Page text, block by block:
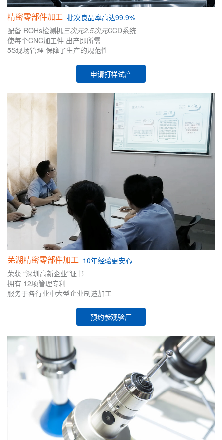
精密零部件加工 批次良品率高达99.9%
配备 ROHs检测机三次元2.5次元CCD系统
使每个CNC加工件 出产即所需
5S现场管理 保障了生产的规范性
申请打样试产
芜湖精密零部件加工 10年经验更安心
荣获 “深圳高新企业”证书
拥有 12项管理专利
服务于各行业中大型企业制造加工
预约参观验厂